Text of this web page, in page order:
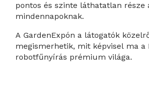
pontos és szinte láthatatlan része
mindennapoknak.
A GardenExpón a látogatók
megismerhetik, mit képvisel ma a
robotfűnyírás prémium világa.